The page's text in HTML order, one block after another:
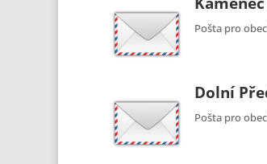
Pošta pro
Dolní
Pošta pro